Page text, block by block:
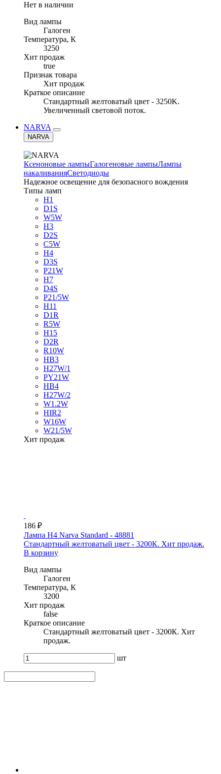
Нет в наличии
Вид лампы
Галоген
Температура, К
3250
Хит продаж
true
Признак товара
Хит продаж
Краткое описание
Стандартный желтоватый цвет - 3250K.
Увеличенный световой поток.
NARVA
NARVA
Ксеноновые лампыГалогеновые лампыЛампы
накаливанияСветодиоды
Надежное освещение для безопасного вождения
Типы ламп
H1
D1S
W5W
H3
D2S
C5W
H4
D3S
P21W
H7
D4S
P21/5W
H11
D1R
R5W
H15
D2R
R10W
HB3
H27W/1
PY21W
HB4
H27W/2
W1.2W
HIR2
W16W
W21/5W
Хит продаж
186 ₽
Лампа H4 Narva Standard - 48881
Стандартный желтоватый цвет - 3200К. Хит продаж.
В корзину
Вид лампы
Галоген
Температура, К
3200
Хит продаж
false
Краткое описание
Стандартный желтоватый цвет - 3200К. Хит
продаж.
шт